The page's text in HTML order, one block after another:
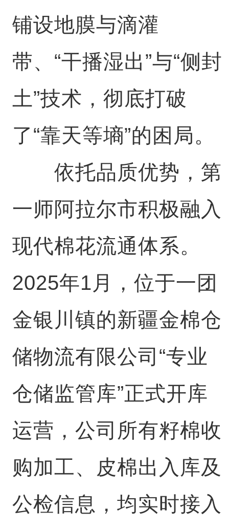
铺设地膜与滴灌
带、“干播湿出”与“侧封
土”技术，彻底打破
了“靠天等墒”的困局。
依托品质优势，第
一师阿拉尔市积极融入
现代棉花流通体系。
2025年1月，位于一团
金银川镇的新疆金棉仓
储物流有限公司“专业
仓储监管库”正式开库
运营，公司所有籽棉收
购加工、皮棉出入库及
公检信息，均实时接入